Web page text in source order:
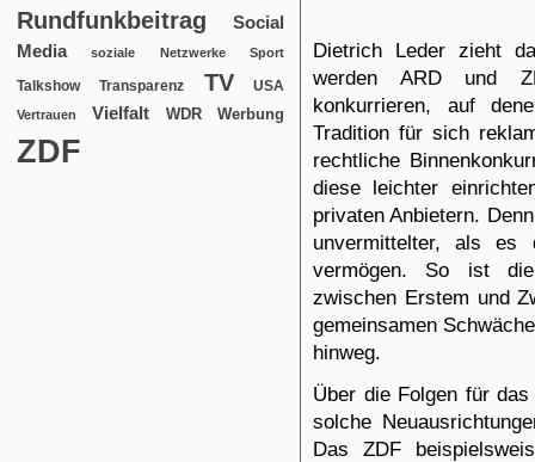
Rundfunkbeitrag
Social
Media
soziale Netzwerke Sport
Talkshow Transparenz TV USA
Vertrauen Vielfalt WDR Werbung
ZDF
Dietrich Leder zieht
werden ARD und
konkurrieren, auf
Tradition für sich
rechtliche
diese leichter
privaten Anbietern.
unvermittelter, als es
vermögen. So ist die
zwischen Erstem und
gemeinsamen
hinweg.
Über die Folgen für
solche
Das ZDF